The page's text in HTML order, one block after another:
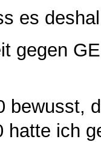
es
gegen
bewusst,
hatte ich